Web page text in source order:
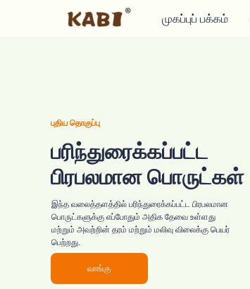
முகப்புப் பக்கம்
புதிய தொகுப்பு
பரிந்துரைக்கப்பட்ட
பிரபலமான பொருட்கள்
இந்த வலைத்தளத்தில் பரிந்துரைக்கப்பட்ட பிரபலமான
பொருட்களுக்கு எப்போதும் அதிக தேவை உள்ளது
மற்றும் அவற்றின் தரம் மற்றும் மலிவு விலைக்கு பெயர்
பெற்றது.
வாங்கு